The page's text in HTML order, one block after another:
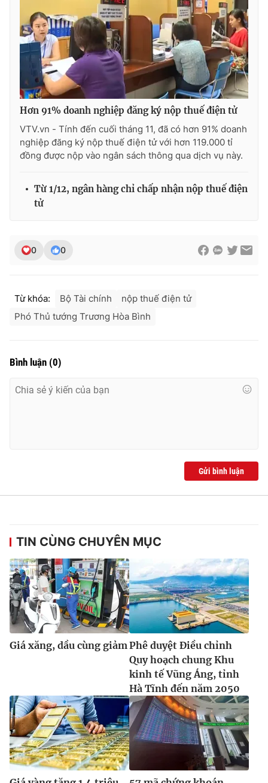
THỜI BÁO VTV
Theo dõi báo trên
Cơ quan chủ quản:
Đài Truyền hình Việt Nam
Giấy phép hoạt động báo in và báo điện tử số 483/GP-BTTTT
cấp ngày 29/12/2023
Tổng đài VTV:
024.38 355 931 - 024.38 355 932
® Cấm sao chép dưới mọi hình thức nếu không có sự chấp
Hơn 91% doanh nghiệp đăng ký nộp thuế điện tử
VTV.vn - Tính đến cuối tháng 11, đã có hơn 91% doanh
nghiệp đăng ký nộp thuế điện tử với hơn 119.000 tỉ
đồng được nộp vào ngân sách thông qua dịch vụ này.
Từ 1/12, ngân hàng chỉ chấp nhận nộp thuế điện
tử
0 0
Từ khóa: Bộ Tài chính
nộp thuế điện tử
Phó Thủ tướng Trương Hòa Bình
Bình luận (0)
Gửi bình luận
TIN CÙNG CHUYÊN MỤC
Giá xăng, dầu cùng giảm Phê duyệt Điều chỉnh
Quy hoạch chung Khu
kinh tế Vũng Áng, tỉnh
Hà Tĩnh đến năm 2050